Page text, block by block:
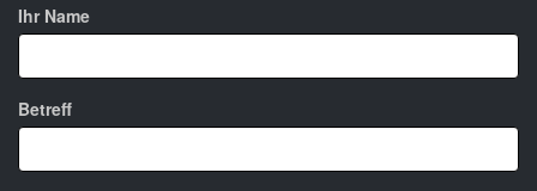
Ihr Name
Betreff